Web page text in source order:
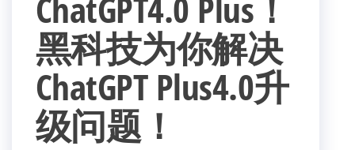
黑科技为你解决
ChatGPT Plus4.0升
级问题！